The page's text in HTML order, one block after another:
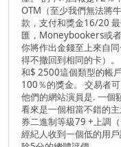
OTM（至少我們無法將
款，支付和獎金16/20
匯，Moneybookers或
你將作出金錢至上來自
得不撤回到相同的卡）
和$ 2500這個類型的帳
100％的獎金。 交易者
他們的網站演員是. 一個
看來是一個相當不錯的
券二進制等級79 +上調
經紀人收到一個低的用